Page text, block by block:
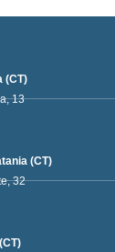
(CT)
13
(CT)
32